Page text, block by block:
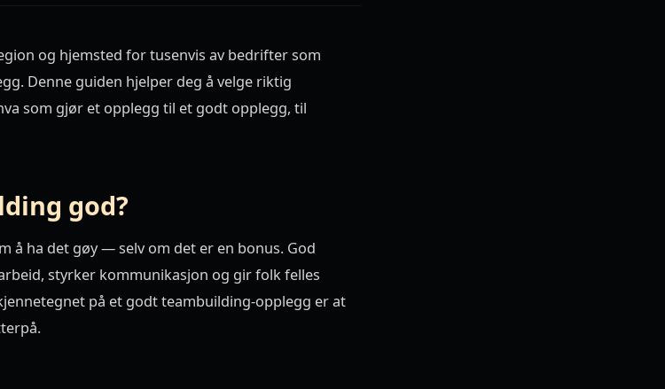
og hjemsted for tusenvis av bedrifter som
Denne guiden hjelper deg å velge riktig
som gjør et opplegg til et godt opplegg, til
god?
å ha det gøy — selv om det er en bonus. God
styrker kommunikasjon og gir folk felles
på et godt teambuilding-opplegg er at